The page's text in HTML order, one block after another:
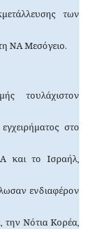
των
ΝΑ Μεσόγειο.
τουλάχιστον
στο
και το Ισραήλ,
ενδιαφέρον
την Νότια Κορέα,